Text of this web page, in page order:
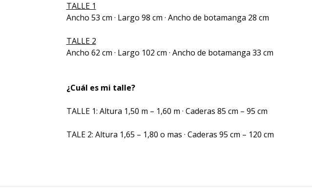
TALLE 1
Ancho 53 cm · Largo 98 cm · Ancho de botamanga 28 cm
TALLE 2
Ancho 62 cm · Largo 102 cm · Ancho de botamanga 33 cm
¿Cuál es mi talle?
TALLE 1: Altura 1,50 m – 1,60 m · Caderas 85 cm – 95 cm
TALE 2: Altura 1,65 – 1,80 o mas · Caderas 95 cm – 120 cm